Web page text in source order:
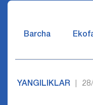
Barcha
YANGILIKLAR